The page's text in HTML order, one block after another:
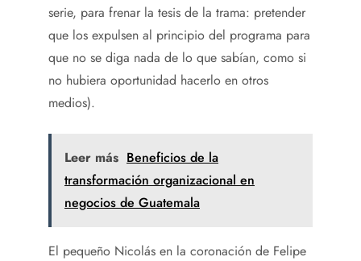
serie, para frenar la tesis de la trama: pretender
que los expulsen al principio del programa para
que no se diga nada de lo que sabían, como si
no hubiera oportunidad hacerlo en otros
medios).
Leer más Beneficios de la
transformación organizacional en
negocios de Guatemala
El pequeño Nicolás en la coronación de Felipe